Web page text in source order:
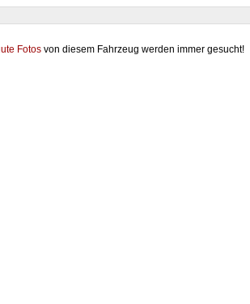
Fotos von diesem Fahrzeug werden immer gesucht!